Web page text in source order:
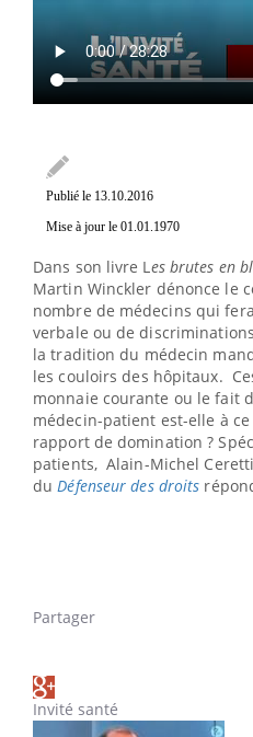
Publié le 13.10.2016
Mise à jour le 01.01.1970
Dans son livre Les brutes en
Martin Winckler dénonce le
nombre de médecins qui
verbale ou de
la tradition du médecin
les couloirs des hôpitaux.
monnaie courante ou le fait
médecin-patient est-elle à
rapport de domination ?
patients, Alain-Michel
du Défenseur des droits
Partager
Invité santé